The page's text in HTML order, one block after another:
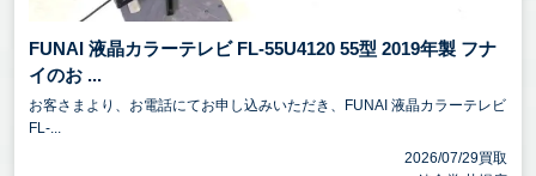
FUNAI 液晶カラーテレビ FL-55U4120 55型 2019年製 フナ
イのお ...
お客さまより、お電話にてお申し込みいただき、FUNAI 液晶カラーテレビ
FL-...
2026/07/29買取